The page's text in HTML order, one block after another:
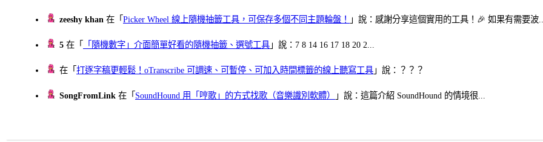
zeeshy khan 在「Picker Wheel 線上隨機抽籤工具，可保存多個不同主題輪盤！ 」說：感謝分享這個實用的工具！🎉 如果有需要波
5 在「 「隨機數字」介面簡單好看的隨機抽籤、選號工具 」說：7 8 14 16 17 18 20 2...
在「打逐字稿更輕鬆！oTranscribe 可調速、可暫停、可加入時間標籤的線上聽寫工具 」說：？？？
SongFromLink 在「 SoundHound 用「哼歌」的方式找歌（音樂識別軟體） 」說：這篇介紹 SoundHound 的情境很...